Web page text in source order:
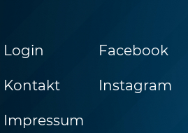
Login
Kontakt
Impressum
Facebook
Instagram